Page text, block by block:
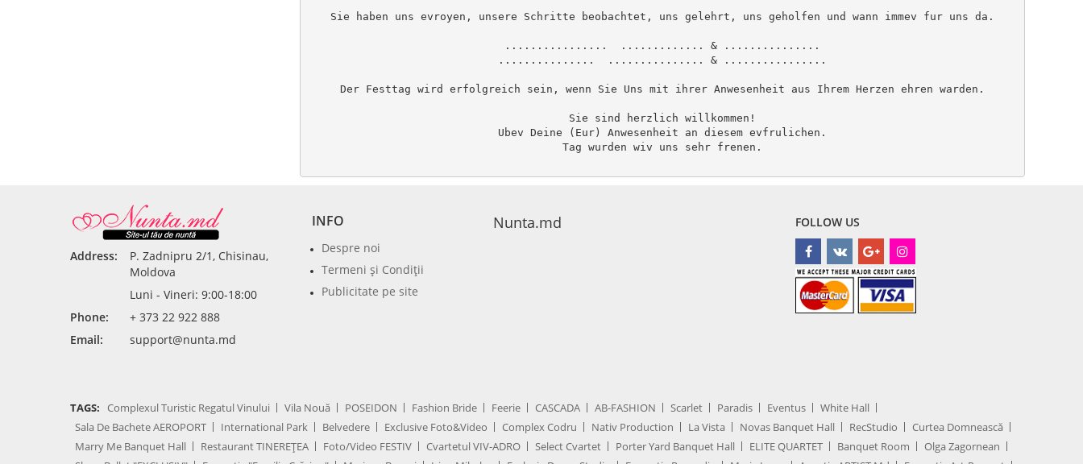
Sie haben uns evroyen, unsere Schritte beobachtet, uns gelehrt, uns geholfen und wann immev fur uns da.
................  ............. & ...............
...............  ............... & ................
Der Festtag wird erfolgreich sein, wenn Sie Uns mit ihrer Anwesenheit aus Ihrem Herzen ehren warden.
Sie sind herzlich willkommen!
Ubev Deine (Eur) Anwesenheit an diesem evfrulichen.
Tag wurden wiv uns sehr frenen.
Address:
P. Zadnipru 2/1, Chisinau,
Moldova
Luni - Vineri: 9:00-18:00
Phone:
+ 373 22 922 888
Email:
support@nunta.md
INFO
Despre noi
Termeni şi Condiţii
Publicitate pe site
Nunta.md FOLLOW US
TAGS: Complexul Turistic Regatul Vinului Vila Nouă POSEIDON Fashion Bride Feerie CASCADA AB-FASHION Scarlet Paradis Eventus
White Hall
Sala De Bachete AEROPORT
International Park Belvedere Exclusive Foto&Video Complex Codru Nativ Production La Vista Novas Banquet Hall RecStudio
Curtea Domnească
Marry Me Banquet Hall
Restaurant TINEREȚEA Foto/Video FESTIV Cvartetul VIV-ADRO Select Cvartet Porter Yard Banquet Hall ELITE QUARTET Banquet Room
Olga Zagornean